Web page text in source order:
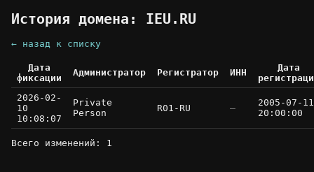
История домена: IEU.RU
← назад к списку
Дата
фиксации
Администратор Регистратор ИНН
Дата
2026-02-
10
10:08:07
Private
Person
R01-RU —
2005-07-11
20:00:00
Всего изменений: 1